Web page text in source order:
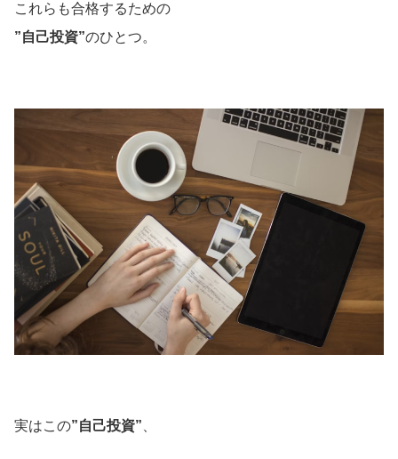
これらも合格するための
”自己投資”のひとつ。
実はこの”自己投資”、